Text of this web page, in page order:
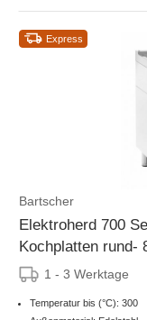
Express
Bartscher
Elektroherd 700
Kochplatten rund-
1 - 3 Werktage
Temperatur bis (°C): 300